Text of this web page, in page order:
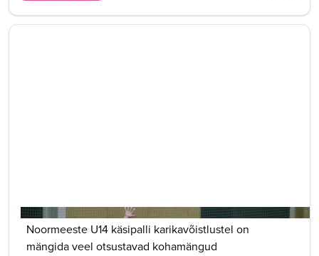
Noormeeste U14 käsipalli karikavõistlustel on
mängida veel otsustavad kohamängud